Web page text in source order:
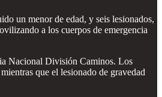
un menor de edad, y seis lesionados,
a los cuerpos de emergencia
Nacional División Caminos. Los
que el lesionado de gravedad